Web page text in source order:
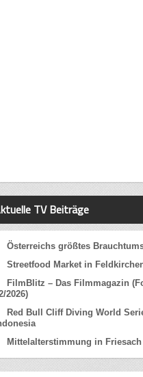
TV Beiträge
Österreichs größtes
Streetfood Market in
FilmBlitz – Das Filmmagazin
2026)
Red Bull Cliff Diving World
Mittelalterstimmung in Friesach